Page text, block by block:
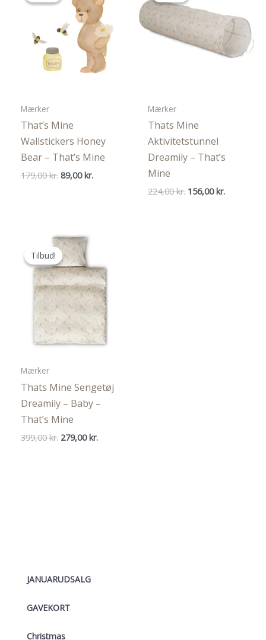
JANUARUDSALG
GAVEKORT
Christmas
Mærker
That’s Mine
Wallstickers Honey
Bear – That’s Mine
179,00kr. Den
89,00 kr.Den
Mærker
Thats Mine
Aktivitetstunnel
Dreamily – That’s
Mine
224,00kr. Den
156,00 kr.Den
Tilbud!
Tilbud!
Mærker
Thats Mine Sengetøj
Dreamily – Baby –
That’s Mine
399,00kr. Den
279,00 kr.Den